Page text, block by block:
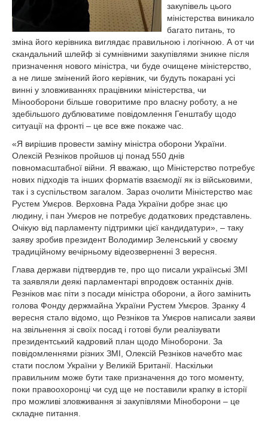
закупівель цього
міністерства виникало
багато питань, то
зміна його керівника виглядає правильною і логічною. А от чи
скандальний шлейф зі сумнівними закупівлями зникне після
призначення нового міністра, чи буде очищене міністерство,
а не лише змінений його керівник, чи будуть покарані усі
винні у зловживаннях працівники міністерства, чи
Мінооборони більше говоритиме про власну роботу, а не
здебільшого дублюватиме повідомлення Генштабу щодо
ситуації на фронті – це все вже покаже час.
«Я вирішив провести заміну міністра оборони України.
Олексій Резніков пройшов ці понад 550 днів
повномасштабної війни. Я вважаю, що Міністерство потребує
нових підходів та інших форматів взаємодії як із військовими,
так і з суспільством загалом. Зараз очолити Міністерство має
Рустем Умєров. Верховна Рада України добре знає цю
людину, і пан Умєров не потребує додаткових представлень.
Очікую від парламенту підтримки цієї кандидатури», – таку
заяву зробив президент Володимир Зеленський у своєму
традиційному вечірньому відеозверненні 3 вересня.
Глава держави підтвердив те, про що писали українські ЗМІ
та заявляли деякі парламентарі впродовж останніх днів.
Резніков має піти з посади міністра оборони, а його замінить
голова Фонду держмайна України Рустем Умєров. Зранку 4
вересня стало відомо, що Резніков та Умєров написали заяви
на звільнення зі своїх посад і готові були реалізувати
президентський кадровий план щодо Міноборони. За
повідомленнями різних ЗМІ, Олексій Резніков начебто має
стати послом України у Великій Британії. Наскільки
правильним може бути таке призначення до того моменту,
поки правоохоронці чи суд ще не поставили крапку в історії
про можливі зловживання зі закупівлями Міноборони – це
складне питання.